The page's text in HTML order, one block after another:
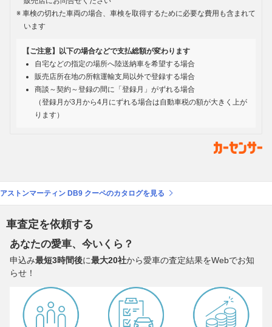
車検の切れた車両の場合、車検を取得するために必要な費用も含まれて
います
【ご注意】以下の場合などで支払総額が変わります
自宅などの指定の場所へ陸送納車を希望する場合
販売店所在地の所轄運輸支局以外で登録する場合
商談～契約～登録の間に「登録月」がずれる場合
（登録月が3月から4月にずれる場合は自動車税の額が大きく上が
ります）
アストンマーティン DB9 クーペのカタログを見る
車査定を依頼する
あなたの愛車、今いくら？
申込み最短3時間後に最大20社から愛車の査定結果をWebでお知
らせ！